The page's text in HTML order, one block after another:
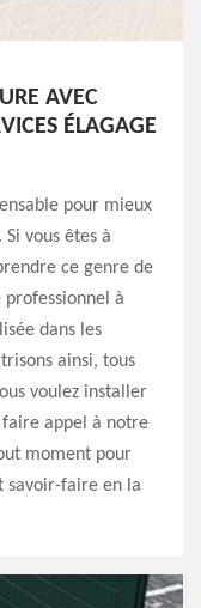
AVEC
ÉLAGAGE
pour mieux
vous êtes à
ce genre de
à
dans les
ainsi, tous
voulez installer
faire appel à notre
moment pour
savoir-faire en la